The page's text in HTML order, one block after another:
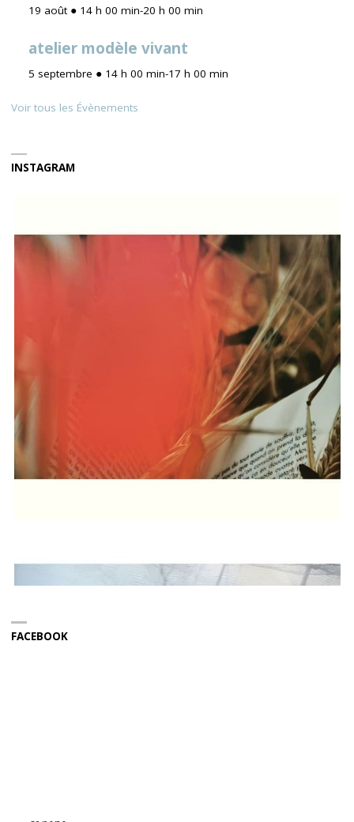
19 août ● 14 h 00 min-20 h 00 min
atelier modèle vivant
5 septembre ● 14 h 00 min-17 h 00 min
Voir tous les Évènements
INSTAGRAM
FACEBOOK